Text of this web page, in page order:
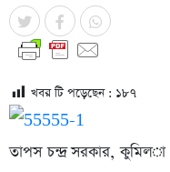
খবর টি পড়েছেন : ১৮৭
তাপস চন্দ্র সরকার,